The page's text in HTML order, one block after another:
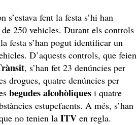
s’estava fent la festa s’hi han
250 vehicles. Durant els controls
festa s’han pogut identificar un
D’aquests controls, que feien
, s’han fet 23 denúncies per
drogues, quatre denúncies per
begudes alcohòliques i quatre
estupefaents. A més, s’han
no tenien laITV en regla.